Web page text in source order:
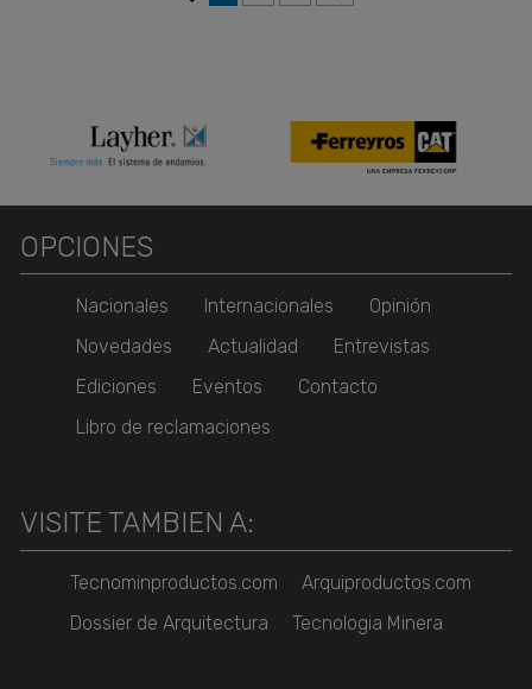
OPCIONES
Nacionales Internacionales
Opinión
Novedades
Actualidad
Entrevistas
Ediciones
Eventos
Contacto
Libro de reclamaciones
VISITE TAMBIEN A:
Tecnominproductos.com
Arquiproductos.com
Dossier de Arquitectura
Tecnologia Minera